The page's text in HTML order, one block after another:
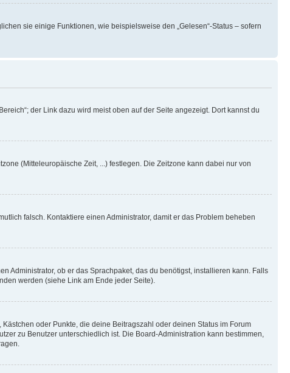
sie einige Funktionen, wie beispielsweise den „Gelesen“-Status – sofern
der Link dazu wird meist oben auf der Seite angezeigt. Dort kannst du
(Mitteleuropäische Zeit, ...) festlegen. Die Zeitzone kann dabei nur von
falsch. Kontaktiere einen Administrator, damit er das Problem beheben
Administrator, ob er das Sprachpaket, das du benötigst, installieren kann. Falls
werden (siehe Link am Ende jeder Seite).
oder Punkte, die deine Beitragszahl oder deinen Status im Forum
zu Benutzer unterschiedlich ist. Die Board-Administration kann bestimmen,